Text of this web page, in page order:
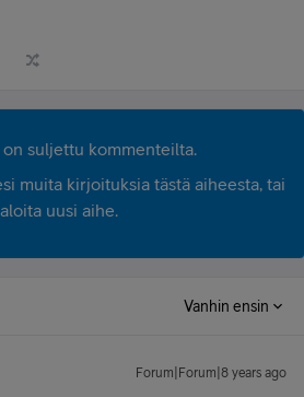
on suljettu kommenteilta.
muita kirjoituksia tästä aiheesta, tai
aloita uusi aihe.
Vanhin ensin
Forum|Forum|8 years ago